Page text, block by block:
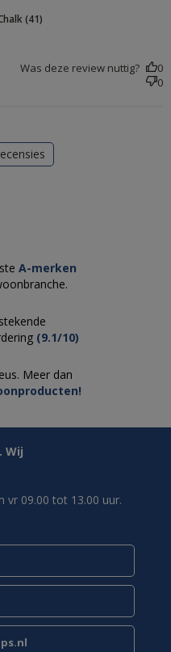
(41)
Was deze review nuttig?
0
0
A-merken
(9.1/10)
Meer dan
Wij
vr 09.00 tot 13.00 uur.